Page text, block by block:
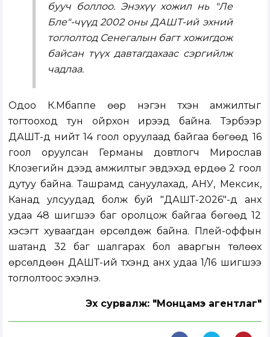
бууч боллоо. Энэхүү хожил нь "Ле
Бле"-чүүд 2002 оны ДАШТ-ий эхний
тоглолтод Сенегалын багт хожигдож
байсан түүх давтагдахаас сэргийлж
чадлаа.
Одоо К.Мбаппе өөр нэгэн түүхэн амжилтыг
тогтооход тун ойрхон ирээд байна. Тэрбээр
ДАШТ-д нийт 14 гоол оруулаад байгаа бөгөөд 16
гоол оруулсан Германы довтлогч Мирослав
Клозегийн дээд амжилтыг эвдэхэд ердөө 2 гоол
дутуу байна. Ташрамд сануулахад, АНУ, Мексик,
Канад улсуудад болж буй "ДАШТ-2026"-д анх
удаа 48 шигшээ баг оролцож байгаа бөгөөд 12
хэсэгт хуваагдан өрсөлдөж байна. Плей-оффын
шатанд 32 баг шалгарах бол аваргын төлөөх
өрсөлдөөн ДАШТ-ий түүхэнд анх удаа 1/16 шигшээ
тоглолтоос эхэлнэ.
Эх сурвалж: "Монцамэ агентлаг"